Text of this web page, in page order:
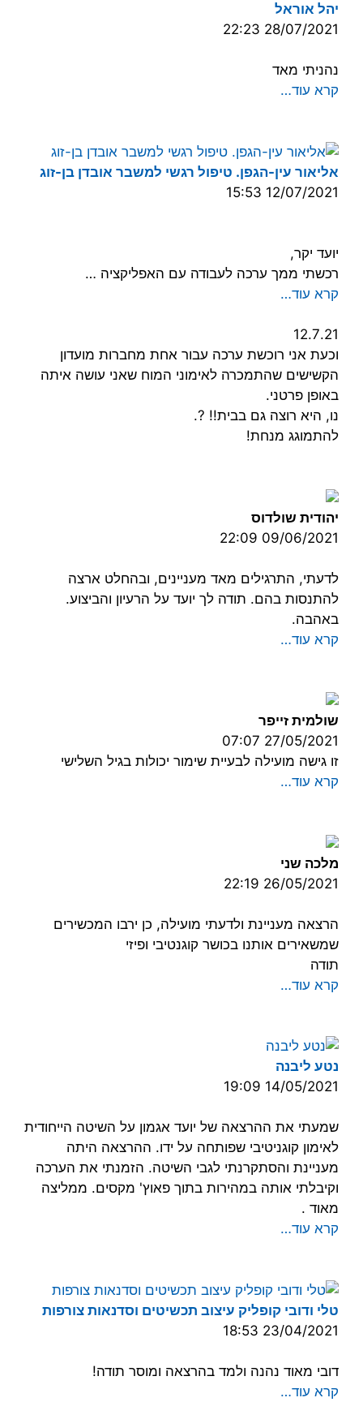
יהל אוראל
28/07/2021 22:23
נהניתי מאד
קרא עוד…
אליאור עין-הגפן. טיפול רגשי למשבר אובדן בן-זוג
12/07/2021 15:53
יועד יקר,
רכשתי ממך ערכה לעבודה עם האפליקציה …
קרא עוד…
12.7.21
וכעת אני רוכשת ערכה עבור אחת מחברות מועדון
הקשישים שהתמכרה לאימוני המוח שאני עושה איתה
באופן פרטני.
נו, היא רוצה גם בבית!! ?.
להתמוגג מנחת!
יהודית שולדוס
09/06/2021 22:09
לדעתי, התרגילים מאד מעניינים, ובהחלט ארצה
להתנסות בהם. תודה לך יועד על הרעיון והביצוע.
באהבה.
קרא עוד…
שולמית זייפר
27/05/2021 07:07
זו גישה מועילה לבעיית שימור יכולות בגיל השלישי
קרא עוד…
מלכה שני
26/05/2021 22:19
הרצאה מעניינת ולדעתי מועילה, כן ירבו המכשירים
שמשאירים אותנו בכושר קוגנטיבי ופיזי
תודה
קרא עוד…
נטע ליבנה
14/05/2021 19:09
שמעתי את ההרצאה של יועד אגמון על השיטה הייחודית
לאימון קוגניטיבי שפותחה על ידו. ההרצאה היתה
מעניינת והסתקרנתי לגבי השיטה. הזמנתי את הערכה
וקיבלתי אותה במהירות בתוך פאוץ' מקסים. ממליצה
מאוד .
קרא עוד…
טלי ודובי קופליק עיצוב תכשיטים וסדנאות צורפות
23/04/2021 18:53
דובי מאוד נהנה ולמד בהרצאה ומוסר תודה!
קרא עוד…